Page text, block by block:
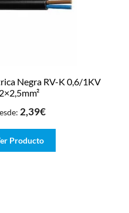
Negra RV-K 0,6/1KV
2×2,5mm²
2,39€
Producto